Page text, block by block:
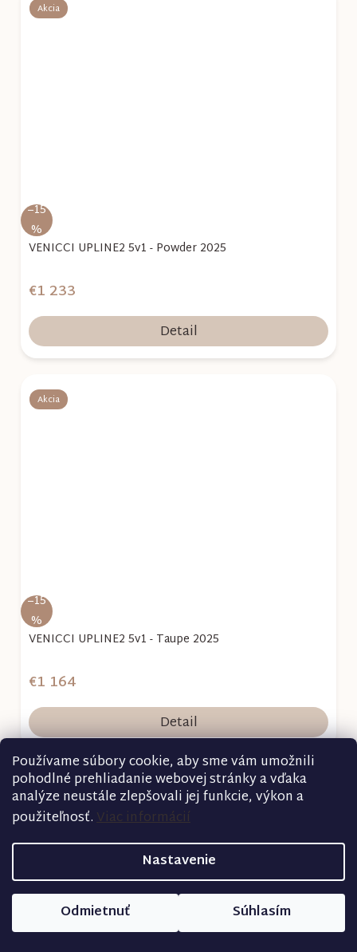
Používame súbory cookie, aby sme vám umožnili
pohodlné prehliadanie webovej stránky a vďaka
analýze neustále zlepšovali jej funkcie, výkon a
použiteľnosť.Viac informácií
Nastavenie
Odmietnuť Súhlasím
Akcia
–15
%
VENICCI UPLINE2 5v1 - Powder 2025
€1 233
Detail
Akcia
–15
%
VENICCI UPLINE2 5v1 - Taupe 2025
€1 164
Detail
Akcia